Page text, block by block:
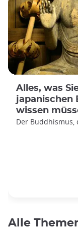
Alles, was
japanischen
wissen
Der Buddhismus,
Alle